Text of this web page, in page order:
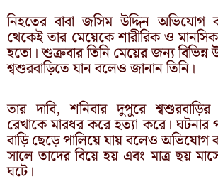
নিহতের বাবা জসিম উদ্দিন অভিযোগ
থেকেই তার মেয়েকে শারীরিক ও
হতো। শুক্রবার তিনি মেয়ের জন্য বিভিন্ন
শ্বশুরবাড়িতে যান বলেও জানান তিনি।
তার দাবি, শনিবার দুপুরে
রেখাকে মারধর করে হত্যা করে।
বাড়ি ছেড়ে পালিয়ে যায় বলেও অভিযোগ
সালে তাদের বিয়ে হয় এবং মাত্র ছয়
ঘটে।